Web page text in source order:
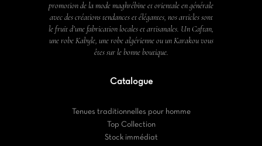
promotion de la mode maghrébine et orientale en générale
avec des créations tendances et élégantes, nos articles sont
le fruit d’une fabrication locales et artisanales. Un Caftan,
une robe Kabyle, une robe algérienne ou un Karakou vous
êtes sur le bonne boutique.
Catalogue
Tenues traditionnelles pour homme
Top Collection
Stock immédiat